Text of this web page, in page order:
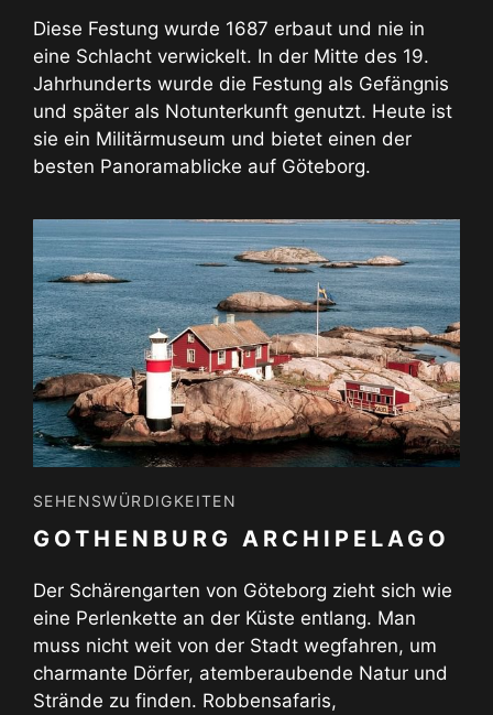
Diese Festung wurde 1687 erbaut und nie in
eine Schlacht verwickelt. In der Mitte des 19.
Jahrhunderts wurde die Festung als Gefängnis
und später als Notunterkunft genutzt. Heute ist
sie ein Militärmuseum und bietet einen der
besten Panoramablicke auf Göteborg.
SEHENSWÜRDIGKEITEN
GOTHENBURG ARCHIPELAGO
Der Schärengarten von Göteborg zieht sich wie
eine Perlenkette an der Küste entlang. Man
muss nicht weit von der Stadt wegfahren, um
charmante Dörfer, atemberaubende Natur und
Strände zu finden. Robbensafaris,